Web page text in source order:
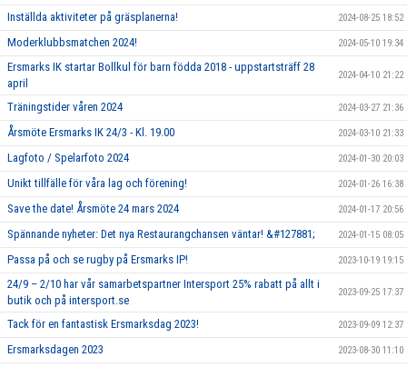
Inställda aktiviteter på gräsplanerna! 2024-08-25 18:52
Moderklubbsmatchen 2024! 2024-05-10 19:34
Ersmarks IK startar Bollkul för barn födda 2018 - uppstartsträff 28
april
2024-04-10 21:22
Träningstider våren 2024 2024-03-27 21:36
Årsmöte Ersmarks IK 24/3 - Kl. 19.00 2024-03-10 21:33
Lagfoto / Spelarfoto 2024 2024-01-30 20:03
Unikt tillfälle för våra lag och förening! 2024-01-26 16:38
Save the date! Årsmöte 24 mars 2024 2024-01-17 20:56
Spännande nyheter: Det nya Restaurangchansen väntar! &#127881; 2024-01-15 08:05
Passa på och se rugby på Ersmarks IP! 2023-10-19 19:15
24/9 – 2/10 har vår samarbetspartner Intersport 25% rabatt på allt i
butik och på intersport.se
2023-09-25 17:37
Tack för en fantastisk Ersmarksdag 2023! 2023-09-09 12:37
Ersmarksdagen 2023 2023-08-30 11:10